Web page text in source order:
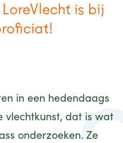
is bij
in een hedendaags
vlechtkunst, dat is wat
onderzoeken. Ze